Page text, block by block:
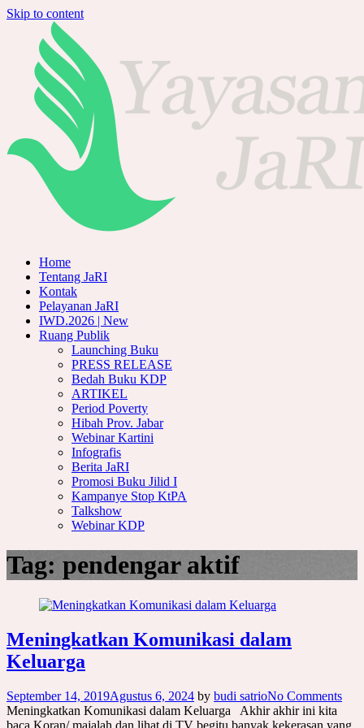
Skip to content
Home
Tentang JaRI
Kontak
Pelayanan JaRI
IWD.2026 | New
Ruang Publik
Launching Buku
PRESS RELEASE
Bedah Buku KDP
ARTIKEL
Period Poverty
Hibah Prov. Jabar
Webinar Kartini
Infografis
Berita JaRI
Promosi Buku Jilid I
Kampanye Stop KtPA
Talkshow
Webinar KDP
Tag: pendengar aktif
Meningkatkan Komunikasi dalam
Keluarga
September 14, 2019Agustus 6, 2024 by budi satrioNo Comments
Meningkatkan Komunikasi dalam Keluarga Akhir akhir ini kita
baca Koran/ majalah dan lihat di TV begitu banyak kekerasan yang